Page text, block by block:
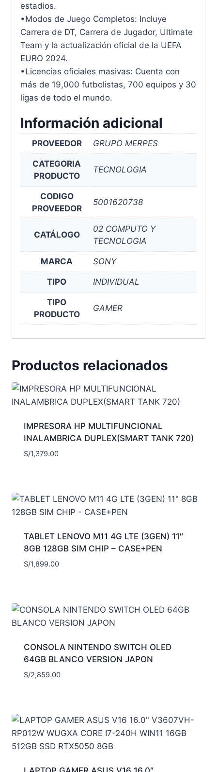
estadios.
•Modos de Juego Completos: Incluye
Carrera de DT, Carrera de Jugador, Ultimate
Team y la actualización oficial de la UEFA
EURO 2024.
•Licencias oficiales masivas: Cuenta con
más de 19,000 futbolistas, 700 equipos y 30
ligas de todo el mundo.
Información adicional
PROVEEDOR GRUPO MERPES
CATEGORIA
PRODUCTO
TECNOLOGIA
CODIGO
PROVEEDOR
5001620738
CATÁLOGO
02 COMPUTO Y
TECNOLOGIA
MARCA SONY
TIPO INDIVIDUAL
TIPO
PRODUCTO
GAMER
Productos relacionados
IMPRESORA HP MULTIFUNCIONAL
INALAMBRICA DUPLEX(SMART TANK 720)
S/1,379.00
TABLET LENOVO M11 4G LTE (3GEN) 11″
8GB 128GB SIM CHIP – CASE+PEN
S/1,899.00
CONSOLA NINTENDO SWITCH OLED
64GB BLANCO VERSION JAPON
S/2,859.00